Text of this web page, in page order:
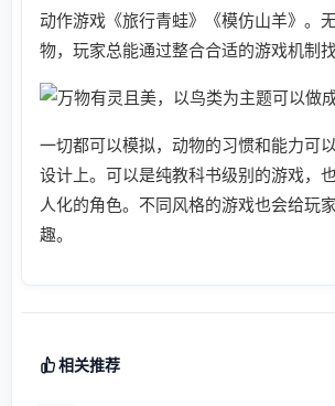
动作游戏《旅行青蛙》《模仿山羊》。
物，玩家总能通过整合合适的游戏机制
一切都可以模拟，动物的习惯和能力可
设计上。可以是纯教科书级别的游戏，
人化的角色。不同风格的游戏也会给玩
趣。
相关推荐